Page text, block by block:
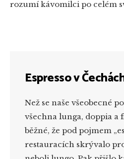
rozumí kávomilci po celém
Espresso v
Než se naše všeobecné
všechna lunga, doppia a
běžné, že pod pojmem
restauracích skrývalo